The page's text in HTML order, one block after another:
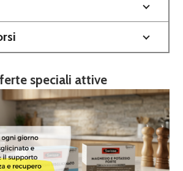
speciali attive